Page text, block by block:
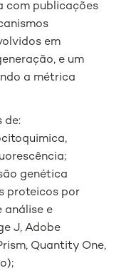
com publicações
em
e um
a métrica
de:
genética
proteicos por
análise e
J, Adobe
Quantity One,